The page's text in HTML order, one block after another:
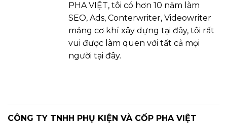
PHA VIỆT, tôi có hơn 10 năm làm
SEO, Ads, Conterwriter, Videowriter
mảng cơ khí xây dựng tại đây, tôi rất
vui được làm quen với tất cả mọi
người tại đây.
CÔNG TY TNHH PHỤ KIỆN VÀ CỐP PHA VIỆT